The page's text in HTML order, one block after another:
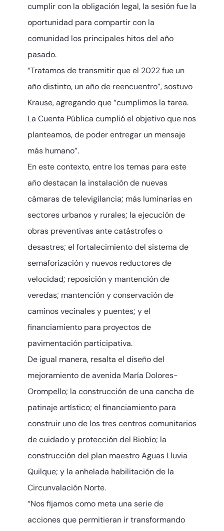
cumplir con la obligación legal, la sesión fue la
oportunidad para compartir con la
comunidad los principales hitos del año
pasado.
“Tratamos de transmitir que el 2022 fue un
año distinto, un año de reencuentro”, sostuvo
Krause, agregando que “cumplimos la tarea.
La Cuenta Pública cumplió el objetivo que nos
planteamos, de poder entregar un mensaje
más humano”.
En este contexto, entre los temas para este
año destacan la instalación de nuevas
cámaras de televigilancia; más luminarias en
sectores urbanos y rurales; la ejecución de
obras preventivas ante catástrofes o
desastres; el fortalecimiento del sistema de
semaforización y nuevos reductores de
velocidad; reposición y mantención de
veredas; mantención y conservación de
caminos vecinales y puentes; y el
financiamiento para proyectos de
pavimentación participativa.
De igual manera, resalta el diseño del
mejoramiento de avenida María Dolores-
Orompello; la construcción de una cancha de
patinaje artístico; el financiamiento para
construir uno de los tres centros comunitarios
de cuidado y protección del Biobío; la
construcción del plan maestro Aguas Lluvia
Quilque; y la anhelada habilitación de la
Circunvalación Norte.
“Nos fijamos como meta una serie de
acciones que permitieran ir transformando